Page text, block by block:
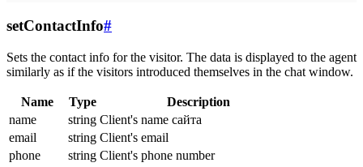
setContactInfo#
Sets the contact info for the visitor. The data is displayed to the agent
similarly as if the visitors introduced themselves in the chat window.
Name Type
Description
name
string Client's name сайта
email
string Client's email
phone
string Client's phone number